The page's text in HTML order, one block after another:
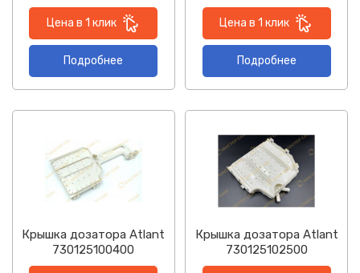
Цена в 1 клик
Подробнее
Цена в 1 клик
Подробнее
Крышка дозатора Atlant
730125100400
Крышка дозатора Atlant
730125102500